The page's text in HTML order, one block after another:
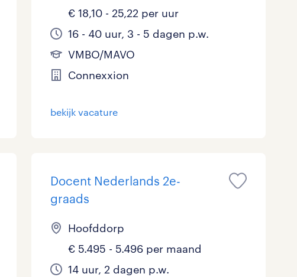
€ 18,10 - 25,22 per uur
16 - 40 uur, 3 - 5 dagen p.w.
VMBO/MAVO
Connexxion
bekijk vacature
Docent Nederlands 2e-
graads
Hoofddorp
€ 5.495 - 5.496 per maand
14 uur, 2 dagen p.w.